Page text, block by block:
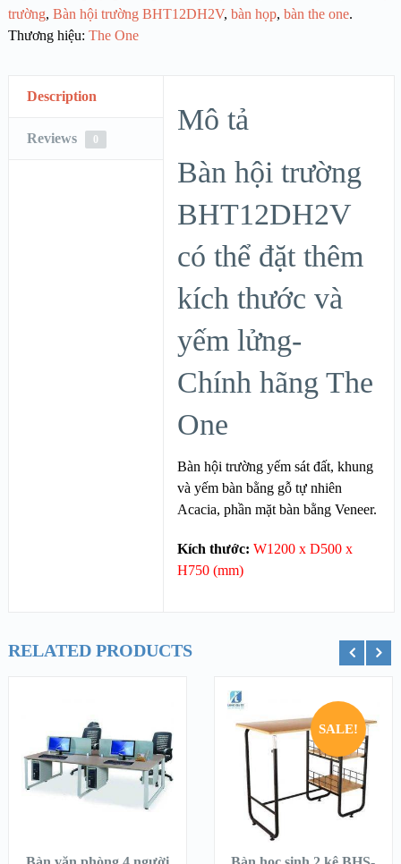
trường, Bàn hội trường BHT12DH2V, bàn họp, bàn the one.
Thương hiệu: The One
Description
Reviews 0
Mô tả
Bàn hội trường
BHT12DH2V
có thể đặt thêm
kích thước và
yếm lửng-
Chính hãng The
One
Bàn hội trường yếm sát đất, khung
và yếm bàn bằng gỗ tự nhiên
Acacia, phần mặt bàn bằng Veneer.
Kích thước: W1200 x D500 x
H750 (mm)
RELATED PRODUCTS
SALE!
Thêm vào